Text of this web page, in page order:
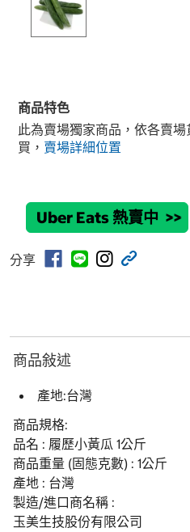
商品特色
此為賣場獨家商品，依各賣
買， 賣場詳細位置
Uber Eats 熱賣中 >>
分享
商品敍述
產地:台灣
商品規格:
品名 : 履歷小黃瓜 1公斤
商品重量 (固態克數) : 1公斤
產地 : 台灣
製造/進口商名稱 :
玉美生技股份有限公司